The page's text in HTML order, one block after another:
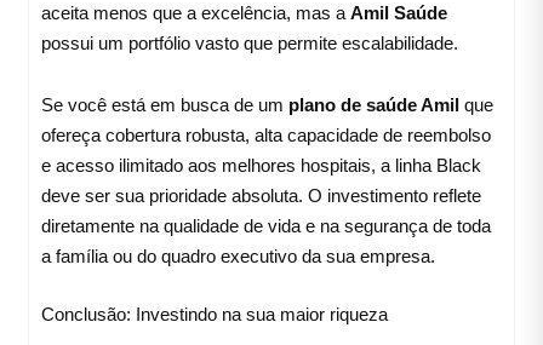
aceita menos que a excelência, mas a Amil Saúde
possui um portfólio vasto que permite escalabilidade.
Se você está em busca de um plano de saúde Amilque
ofereça cobertura robusta, alta capacidade de reembolso
e acesso ilimitado aos melhores hospitais, a linha Black
deve ser sua prioridade absoluta. O investimento reflete
diretamente na qualidade de vida e na segurança de toda
a família ou do quadro executivo da sua empresa.
Conclusão: Investindo na sua maior riqueza